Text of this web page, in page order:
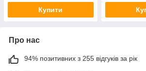
Купити
Про нас
94% позитивних з 255 відгуків за рік